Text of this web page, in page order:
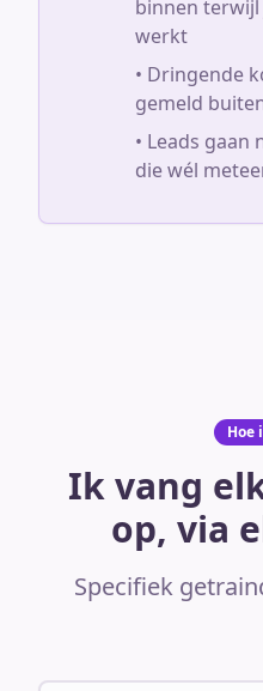
binnen
werkt
• Dringende
gemeld
• Leads
die wél
Hoe
Ik vang
op, via
Specifiek